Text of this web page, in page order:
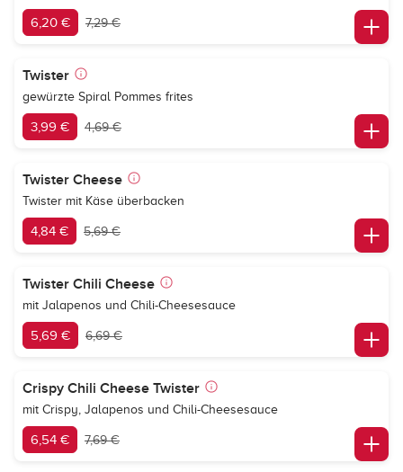
6,20 € 7,29 €
Twister
gewürzte Spiral Pommes frites
3,99 € 4,69 €
Twister Cheese
Twister mit Käse überbacken
4,84 € 5,69 €
Twister Chili Cheese
mit Jalapenos und Chili-Cheesesauce
5,69 € 6,69 €
Crispy Chili Cheese Twister
mit Crispy, Jalapenos und Chili-Cheesesauce
6,54 € 7,69 €